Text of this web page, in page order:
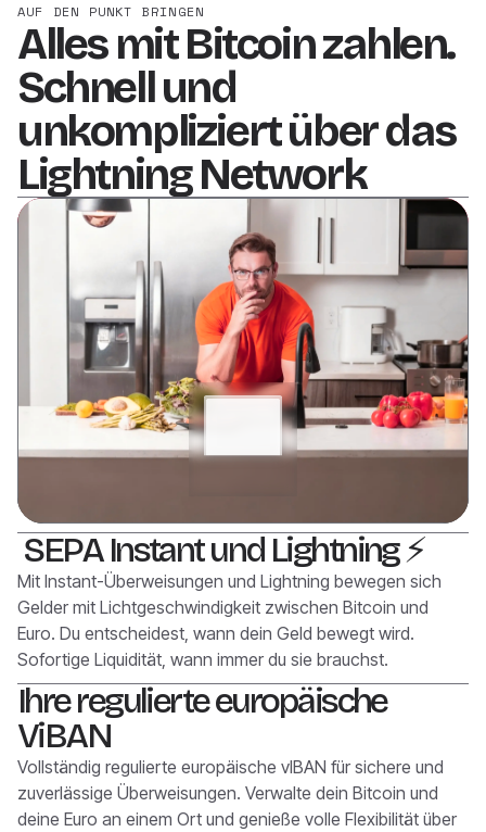
AUF DEN PUNKT BRINGEN
Alles mit Bitcoin zahlen.
Schnell und
unkompliziert über das
Lightning Network
SEPA Instant und Lightning ⚡
Mit Instant-Überweisungen und Lightning bewegen sich
Gelder mit Lichtgeschwindigkeit zwischen Bitcoin und
Euro. Du entscheidest, wann dein Geld bewegt wird.
Sofortige Liquidität, wann immer du sie brauchst.
Ihre regulierte europäische
ViBAN
Vollständig regulierte europäische vIBAN für sichere und
zuverlässige Überweisungen. Verwalte dein Bitcoin und
deine Euro an einem Ort und genieße volle Flexibilität über